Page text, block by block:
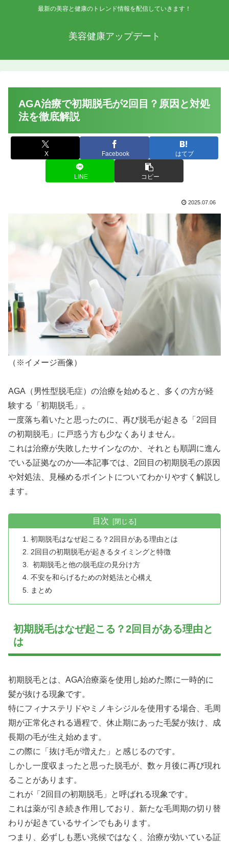
最新の美容と健康のトレンド情報を配信していきます！
美容健康アップデート
AGA治療で初期脱毛が2回目？原因と対処
法を徹底解説
X Facebook はてブ
LINE コピー
2025.07.06
（※イメージ画像）
AGA（男性型脱毛症）の治療を始めると、多くの方が経
験する「初期脱毛」。
一度落ち着いたと思ったのに、再び脱毛が起きる「2回目
の初期脱毛」に戸惑う方も少なくありません。
これは治療が失敗したサインなのか、それとも順調に進ん
でいる証拠なのか──本記事では、2回目の初期脱毛の原因
や対処法、見極めるポイントについてわかりやすく解説し
ます。
目次
初期脱毛はなぜ起こる？2回目がある理由とは
2回目の初期脱毛が起きるタイミングと特徴
初期脱毛と他の脱毛症の見分け方
不安を和らげるための対処法と心構え
まとめ
初期脱毛はなぜ起こる？2回目がある理由と
は
初期脱毛とは、AGA治療薬を使用し始めた際に一時的に
髪が抜ける現象です。
特にフィナステリドやミノキシジルを使用する場合、毛周
期が正常化される過程で、休止期にあった毛髪が抜け、成
長期の毛が生え始めます。
この際に「抜け毛が増えた」と感じるのです。
しかし一度収まったと思った脱毛が、数ヶ月後に再び現れ
ることがあります。
これが「2回目の初期脱毛」と呼ばれる現象です。
これは薬が引き続き作用しており、新たな毛周期の切り替
わりが起きているサインでもあります。
つまり、必ずしも悪い兆候ではなく、治療が効いている証